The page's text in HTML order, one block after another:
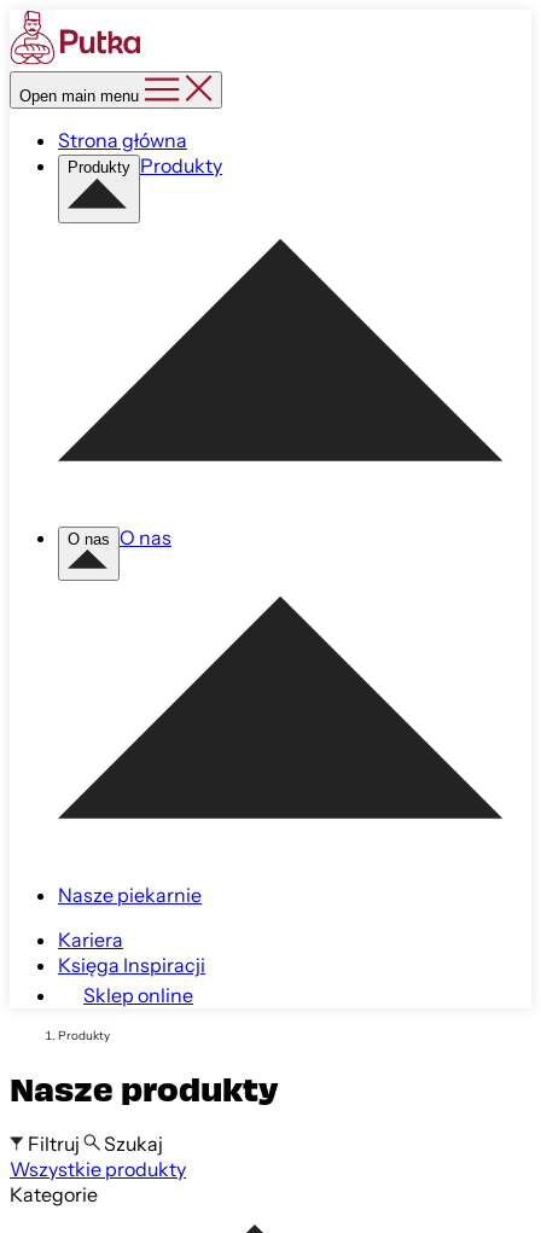
Open main menu
Strona główna
Produkty Produkty
O nas O nas
Nasze piekarnie
Kariera
Księga Inspiracji
Sklep online
Produkty
Nasze produkty
Filtruj
Szukaj
Wszystkie produkty
Szukaj po nazwie produktu
Kategorie